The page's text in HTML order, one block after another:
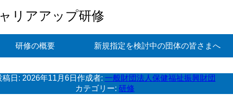
リアアップ研修
研修の概要 新規指定を検討中の団体の皆さまへ
稿日: 2026年11月6日 作成者: 一般財団法人保健福祉振興財団
カテゴリー: 研修